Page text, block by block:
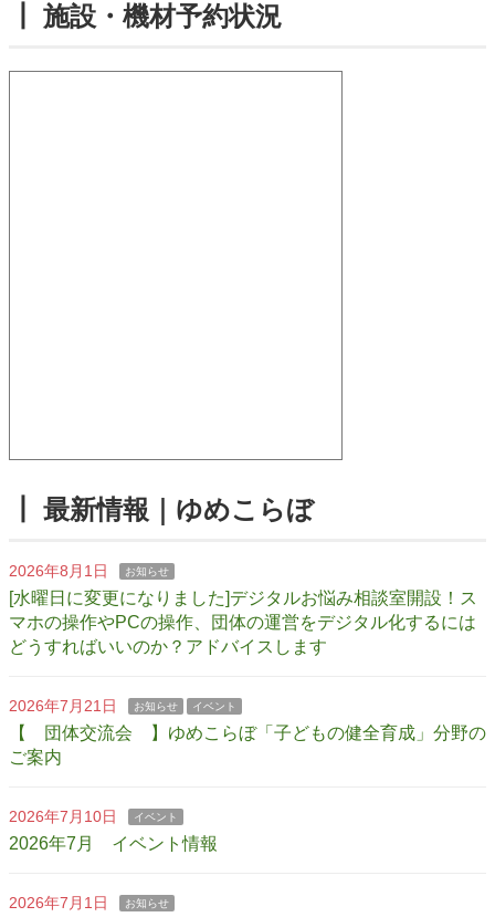
┃ 施設・機材予約状況
┃ 最新情報｜ゆめこらぼ
2026年8月1日 お知らせ
[水曜日に変更になりました]デジタルお悩み相談室開設！ス
マホの操作やPCの操作、団体の運営をデジタル化するには
どうすればいいのか？アドバイスします
2026年7月21日 お知らせ イベント
【 団体交流会 】ゆめこらぼ「子どもの健全育成」分野の
ご案内
2026年7月10日 イベント
2026年7月 イベント情報
2026年7月1日 お知らせ